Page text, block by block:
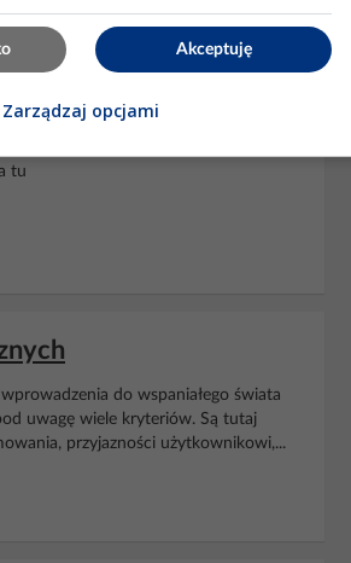
tu
do wspaniałego świata
uwagę wiele kryteriów. Są tutaj
przyjazności użytkownikowi,...
Akceptuję
Zarządzaj opcjami